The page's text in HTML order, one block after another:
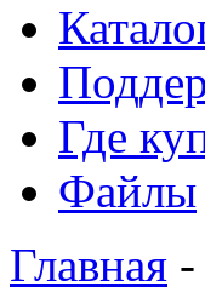
Где
Файлы
Главная